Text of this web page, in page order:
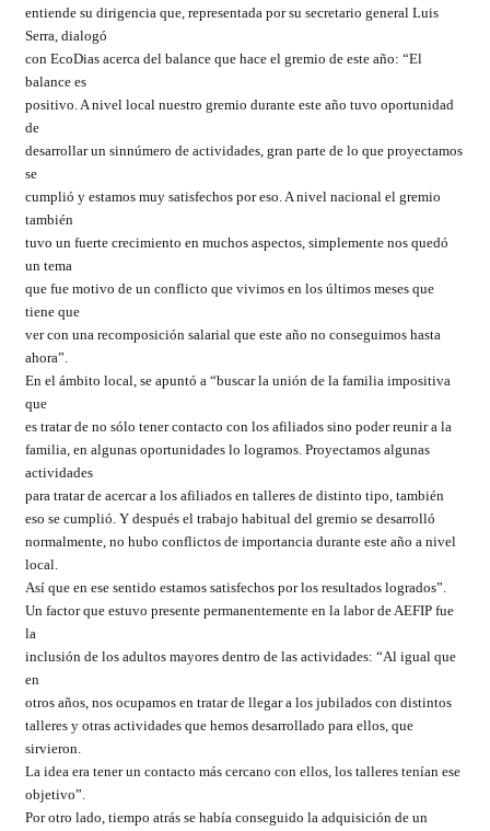
entiende su dirigencia que, representada por su secretario general Luis
Serra, dialogó
con EcoDias acerca del balance que hace el gremio de este año: “El
balance es
positivo. A nivel local nuestro gremio durante este año tuvo oportunidad
de
desarrollar un sinnúmero de actividades, gran parte de lo que proyectamos
se
cumplió y estamos muy satisfechos por eso. A nivel nacional el gremio
también
tuvo un fuerte crecimiento en muchos aspectos, simplemente nos quedó
un tema
que fue motivo de un conflicto que vivimos en los últimos meses que
tiene que
ver con una recomposición salarial que este año no conseguimos hasta
ahora”.
En el ámbito local, se apuntó a “buscar la unión de la familia impositiva
que
es tratar de no sólo tener contacto con los afiliados sino poder reunir a la
familia, en algunas oportunidades lo logramos. Proyectamos algunas
actividades
para tratar de acercar a los afiliados en talleres de distinto tipo, también
eso se cumplió. Y después el trabajo habitual del gremio se desarrolló
normalmente, no hubo conflictos de importancia durante este año a nivel
local.
Así que en ese sentido estamos satisfechos por los resultados logrados”.
Un factor que estuvo presente permanentemente en la labor de AEFIP fue
la
inclusión de los adultos mayores dentro de las actividades: “Al igual que
en
otros años, nos ocupamos en tratar de llegar a los jubilados con distintos
talleres y otras actividades que hemos desarrollado para ellos, que
sirvieron.
La idea era tener un contacto más cercano con ellos, los talleres tenían ese
objetivo”.
Por otro lado, tiempo atrás se había conseguido la adquisición de un